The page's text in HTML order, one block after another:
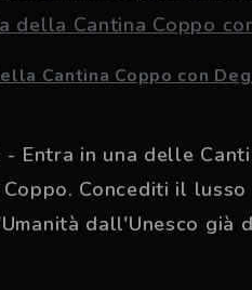
Cantina Coppo con
- Entra in una delle
Concediti il
dall'Unesco già